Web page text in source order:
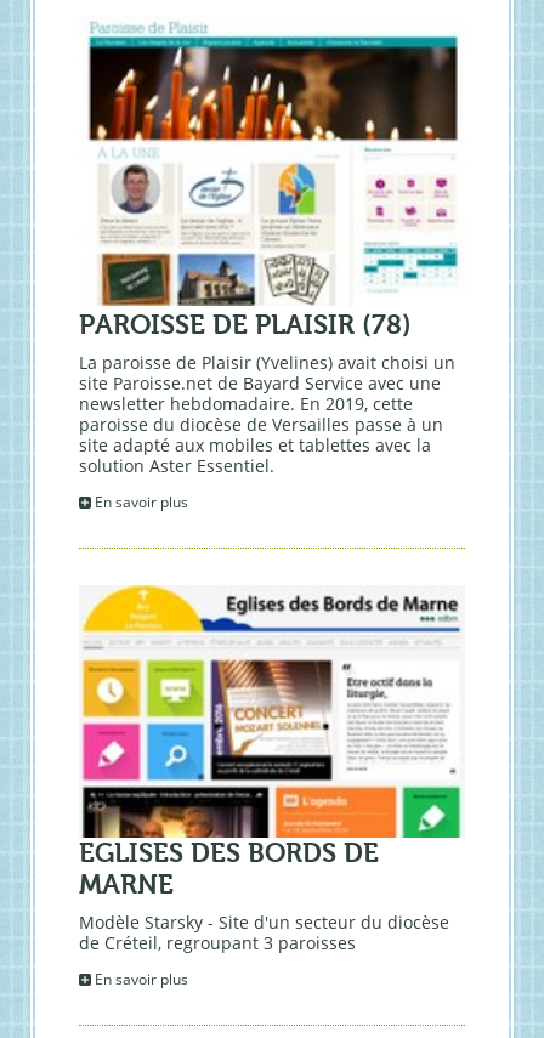
PAROISSE DE PLAISIR (78)
La paroisse de Plaisir (Yvelines) avait choisi un
site Paroisse.net de Bayard Service avec une
newsletter hebdomadaire. En 2019, cette
paroisse du diocèse de Versailles passe à un
site adapté aux mobiles et tablettes avec la
solution Aster Essentiel.
En savoir plus
EGLISES DES BORDS DE
MARNE
Modèle Starsky - Site d'un secteur du diocèse
de Créteil, regroupant 3 paroisses
En savoir plus